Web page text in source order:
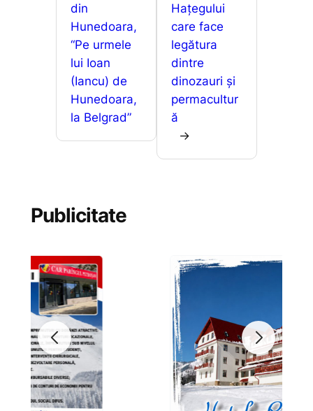
din
Hunedoara,
“Pe urmele
lui Ioan
(Iancu) de
Hunedoara,
la Belgrad”
Hațegului
care face
legătura
dintre
dinozauri și
permacultur
ă
→
Publicitate